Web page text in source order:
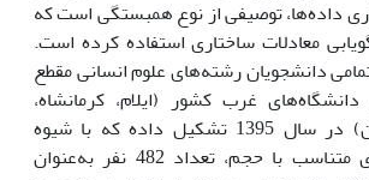
داده‌ها، توصیفی از نوع همبستگی است که
معادلات ساختاری استفاده کرده است.
دانشجویان رشته‌های علوم انسانی مقطع
غرب کشور (ایلام، کرمانشاه،
خرم‌آباد، کردستان) در سال 1395 تشکیل داده که با شیوه
نمونه‌گیری طبقه‌‌ای متناسب با حجم، تعداد 482 نفر به‌عنوان